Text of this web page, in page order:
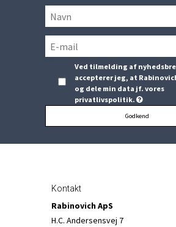
Ved tilmelding af
accepterer jeg, at
og dele min data jf. vores
privatlivspolitik.
Godkend
Kontakt
Rabinovich ApS
H.C. Andersensvej 7